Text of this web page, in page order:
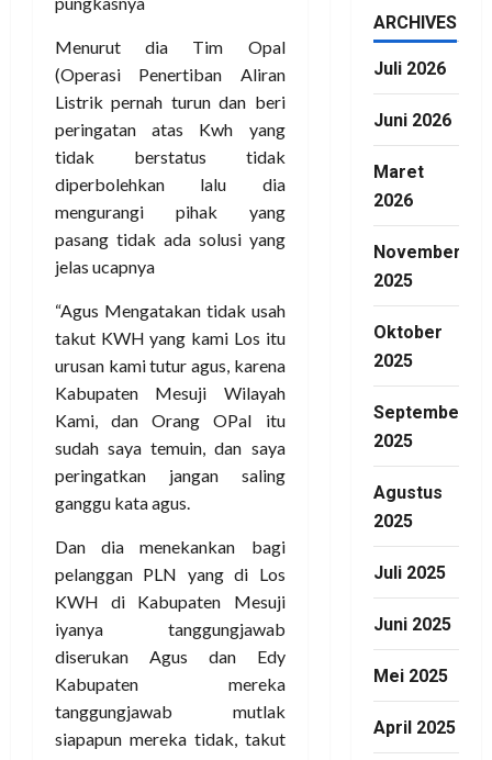
Menurut dia Tim Opal
(Operasi Penertiban Aliran
Listrik pernah turun dan beri
peringatan atas Kwh yang
tidak berstatus tidak
diperbolehkan lalu dia
mengurangi pihak yang
pasang tidak ada solusi yang
jelas ucapnya
“Agus Mengatakan tidak usah
takut KWH yang kami Los itu
urusan kami tutur agus, karena
Kabupaten Mesuji Wilayah
Kami, dan Orang OPal itu
sudah saya temuin, dan saya
peringatkan jangan saling
ganggu kata agus.
Dan dia menekankan bagi
pelanggan PLN yang di Los
KWH di Kabupaten Mesuji
iyanya tanggungjawab
diserukan Agus dan Edy
Kabupaten mereka
tanggungjawab mutlak
siapapun mereka tidak, takut
ARCHIVES
Juli 2026
Juni 2026
Maret
2026
November
2025
Oktober
2025
September
2025
Agustus
2025
Juli 2025
Juni 2025
Mei 2025
April 2025